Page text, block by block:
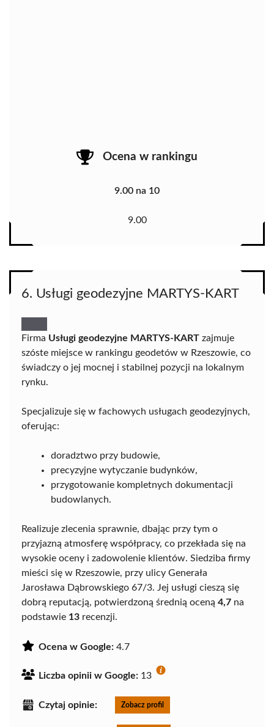
Ocena w rankingu
9.00 na 10
9.00
6. Usługi geodezyjne MARTYS-KART
Firma Usługi geodezyjne MARTYS-KART zajmuje
szóste miejsce w rankingu geodetów w Rzeszowie, co
świadczy o jej mocnej i stabilnej pozycji na lokalnym
rynku.
Specjalizuje się w fachowych usługach geodezyjnych,
oferując:
doradztwo przy budowie,
precyzyjne wytyczanie budynków,
przygotowanie kompletnych dokumentacji
budowlanych.
Realizuje zlecenia sprawnie, dbając przy tym o
przyjazną atmosferę współpracy, co przekłada się na
wysokie oceny i zadowolenie klientów. Siedziba firmy
mieści się w Rzeszowie, przy ulicy Generała
Jarosława Dąbrowskiego 67/3. Jej usługi cieszą się
dobrą reputacją, potwierdzoną średnią oceną 4,7 na
podstawie 13 recenzji.
Ocena w Google: 4.7
Liczba opinii w Google: 13
Czytaj opinie: Zobacz profil